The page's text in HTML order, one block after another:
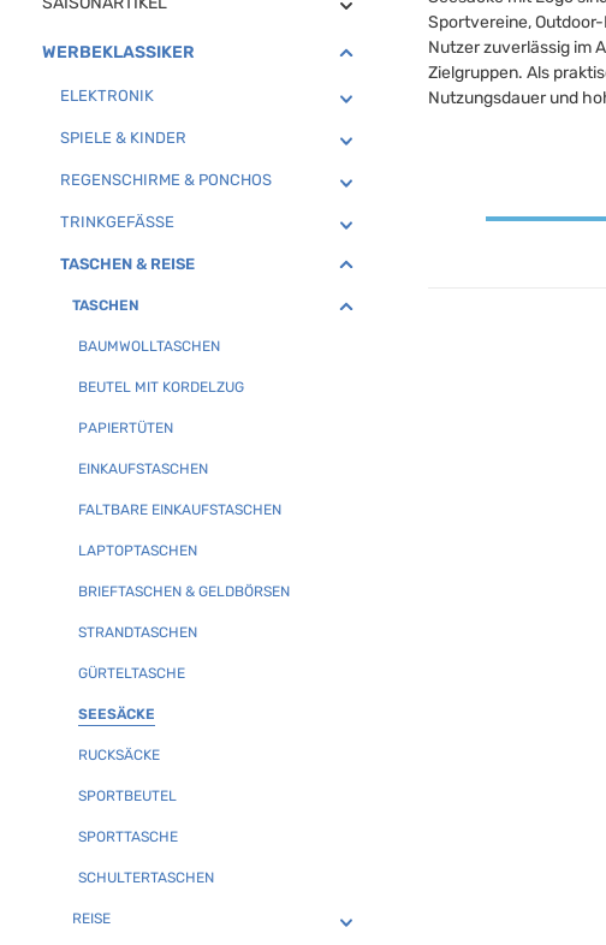
WERBEKLASSIKER
ELEKTRONIK
SPIELE & KINDER
REGENSCHIRME & PONCHOS
TRINKGEFÄSSE
TASCHEN & REISE
TASCHEN
BAUMWOLLTASCHEN
BEUTEL MIT KORDELZUG
PAPIERTÜTEN
EINKAUFSTASCHEN
FALTBARE EINKAUFSTASCHEN
LAPTOPTASCHEN
BRIEFTASCHEN & GELDBÖRSEN
STRANDTASCHEN
GÜRTELTASCHE
SEESÄCKE
RUCKSÄCKE
SPORTBEUTEL
SPORTTASCHE
SCHULTERTASCHEN
REISE
Sportvereine,
Nutzer zuverlässig im
Zielgruppen. Als
Nutzungsdauer und